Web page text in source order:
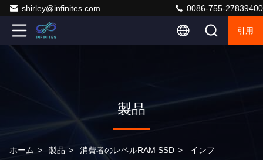
shirley@infinites.com 0086-755-27839400
引用
製品
ホーム > 製品 > 消費者のレベルRAM SSD > インフ